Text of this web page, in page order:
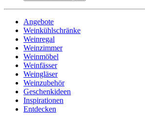
Angebote
Weinkühlschränke
Weinregal
Weinzimmer
Weinmöbel
Weinfässer
Weingläser
Weinzubehör
Geschenkideen
Inspirationen
Entdecken